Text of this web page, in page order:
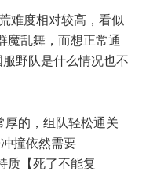
难度相对较高，看似
魔乱舞，而想正常通
野队是什么情况也不
厚的，组队轻松通关
撞依然需要
质【死了不能复